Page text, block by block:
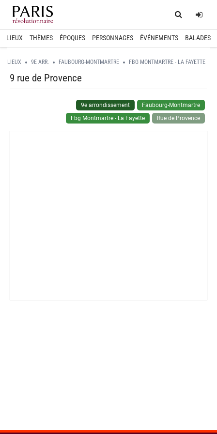
Home
LIEUX THÈMES ÉPOQUES PERSONNAGES ÉVÉNEMENTS BALADES
LIEUX 9E ARR. FAUBOURG-MONTMARTRE FBG MONTMARTRE - LA FAYETTE
9 rue de Provence
9e arrondissement
Faubourg-Montmartre
Fbg Montmartre - La Fayette
Rue de Provence